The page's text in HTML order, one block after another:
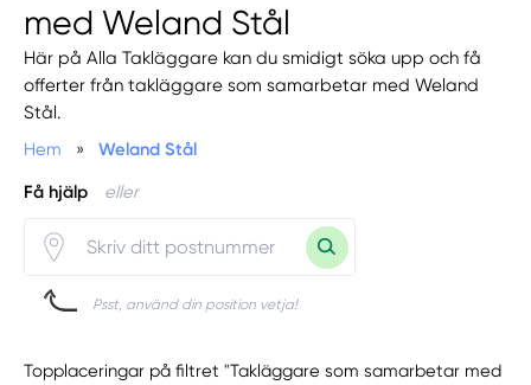
med Weland Stål
Här på Alla Takläggare kan du smidigt söka upp och få
offerter från takläggare som samarbetar med Weland
Stål.
Hem
» Weland Stål
Få hjälp eller
Psst, använd din position vetja!
Topplaceringar på filtret "Takläggare som samarbetar med